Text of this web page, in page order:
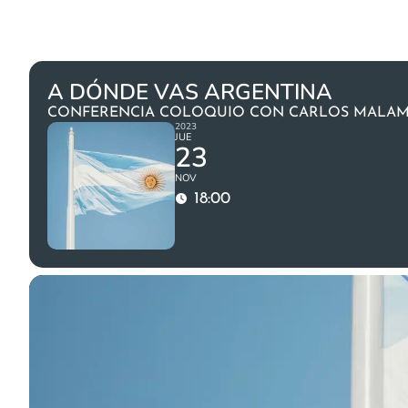
A DÓNDE VAS ARGENTINA
CONFERENCIA COLOQUIO CON CARLOS
2023
JUE
23
NOV
18:00